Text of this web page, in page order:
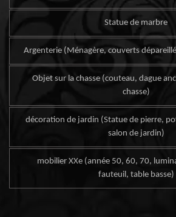
Statue de marbre
Argenterie (Ménagère, couverts
Objet sur la chasse (couteau, dague
chasse)
décoration de jardin (Statue de pierre,
salon de jardin)
mobilier XXe (année 50, 60, 70,
fauteuil, table basse)